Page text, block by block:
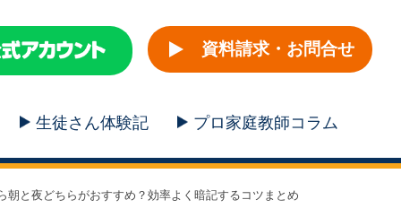
資料請求・お問合せ
生徒さん体験記 プロ家庭教師コラム
朝と夜どちらがおすすめ？効率よく暗記するコツまとめ